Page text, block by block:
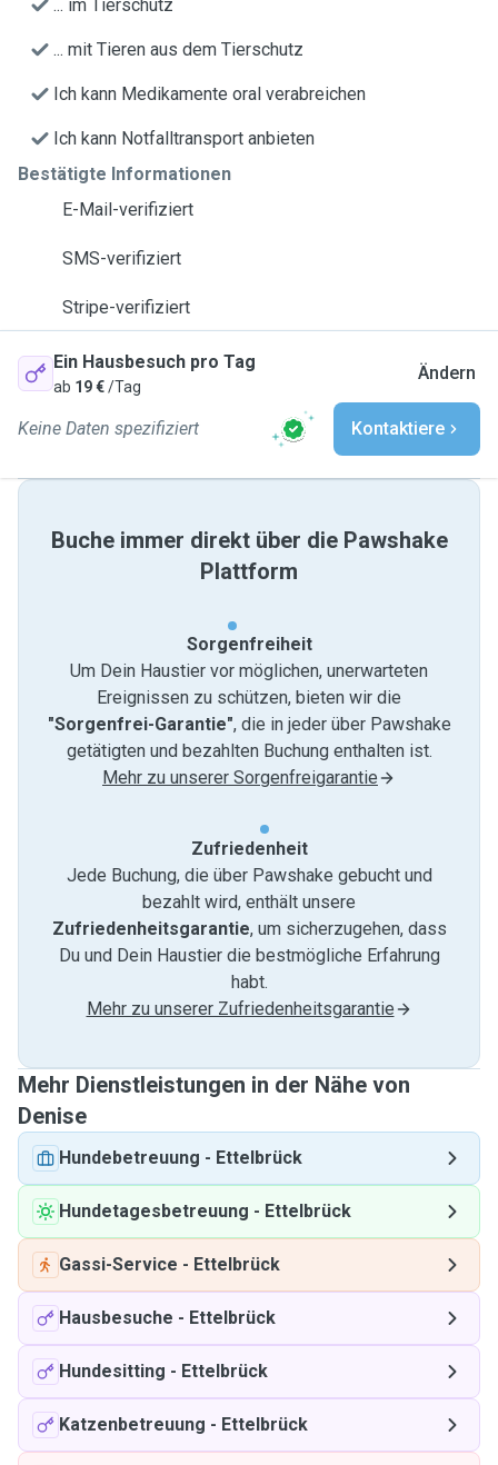
... im Tierschutz
... mit Tieren aus dem Tierschutz
Ich kann Medikamente oral verabreichen
Ich kann Notfalltransport anbieten
Bestätigte Informationen
E-Mail-verifiziert
SMS-verifiziert
Stripe-verifiziert
Ein Hausbesuch pro Tag
ab 19 €/Tag
Ändern
Keine Daten spezifiziert Kontaktiere
Buche immer direkt über die Pawshake
Plattform
Sorgenfreiheit
Um Dein Haustier vor möglichen, unerwarteten
Ereignissen zu schützen, bieten wir die
"Sorgenfrei-Garantie", die in jeder über Pawshake
getätigten und bezahlten Buchung enthalten ist.
Mehr zu unserer Sorgenfreigarantie
Zufriedenheit
Jede Buchung, die über Pawshake gebucht und
bezahlt wird, enthält unsere
Zufriedenheitsgarantie, um sicherzugehen, dass
Du und Dein Haustier die bestmögliche Erfahrung
habt.
Mehr zu unserer Zufriedenheitsgarantie
Mehr Dienstleistungen in der Nähe von
Denise
Hundebetreuung - Ettelbrück
Hundetagesbetreuung - Ettelbrück
Gassi-Service - Ettelbrück
Hausbesuche - Ettelbrück
Hundesitting - Ettelbrück
Katzenbetreuung - Ettelbrück